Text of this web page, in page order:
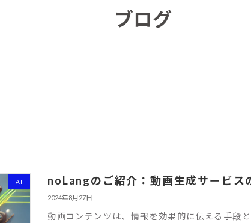
ブログ
AI noLangのご紹介：動画生成サービス
2024年8月27日
動画コンテンツは、情報を効果的に伝える手段